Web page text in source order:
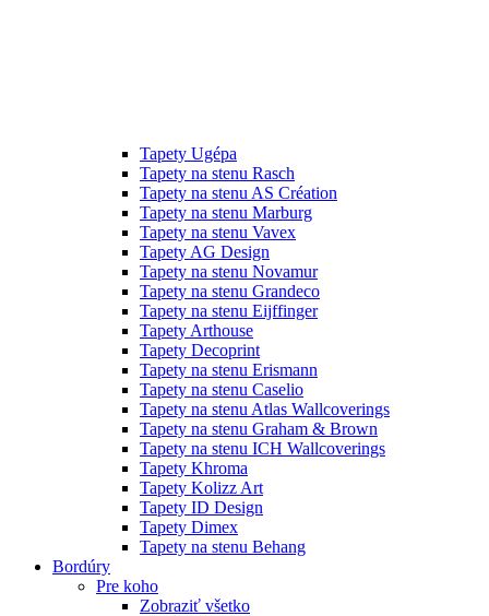
Tapety Ugépa
Tapety na stenu Rasch
Tapety na stenu AS Création
Tapety na stenu Marburg
Tapety na stenu Vavex
Tapety AG Design
Tapety na stenu Novamur
Tapety na stenu Grandeco
Tapety na stenu Eijffinger
Tapety Arthouse
Tapety Decoprint
Tapety na stenu Erismann
Tapety na stenu Caselio
Tapety na stenu Atlas Wallcoverings
Tapety na stenu Graham & Brown
Tapety na stenu ICH Wallcoverings
Tapety Khroma
Tapety Kolizz Art
Tapety ID Design
Tapety Dimex
Tapety na stenu Behang
Bordúry
Pre koho
Zobraziť všetko